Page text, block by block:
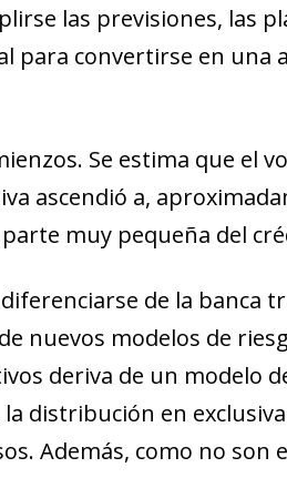
las previsiones, las
para convertirse en una
Se estima que el
ascendió a,
muy pequeña del
de la banca
nuevos modelos de
deriva de un modelo
distribución en
Además, como no